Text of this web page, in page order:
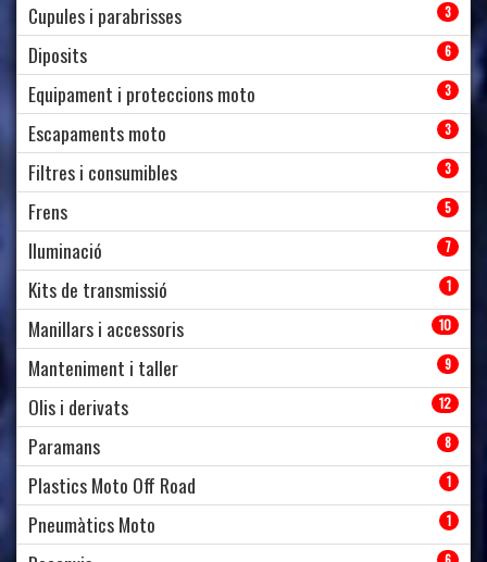
Cupules i parabrisses 3
Diposits 6
Equipament i proteccions moto 3
Escapaments moto 3
Filtres i consumibles 3
Frens 5
Iluminació 7
Kits de transmissió 1
Manillars i accessoris 10
Manteniment i taller 9
Olis i derivats 12
Paramans 8
Plastics Moto Off Road 1
Pneumàtics Moto 1